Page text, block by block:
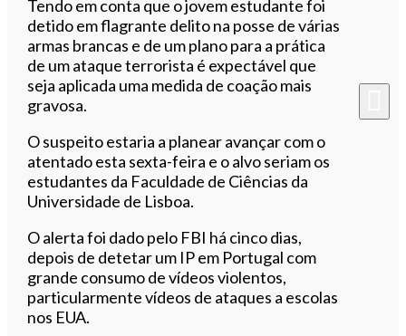
Tendo em conta que o jovem estudante foi
detido em flagrante delito na posse de várias
armas brancas e de um plano para a prática
de um ataque terrorista é expectável que
seja aplicada uma medida de coação mais
gravosa.
O suspeito estaria a planear avançar com o
atentado esta sexta-feira e o alvo seriam os
estudantes da Faculdade de Ciências da
Universidade de Lisboa.
O alerta foi dado pelo FBI há cinco dias,
depois de detetar um IP em Portugal com
grande consumo de vídeos violentos,
particularmente vídeos de ataques a escolas
nos EUA.